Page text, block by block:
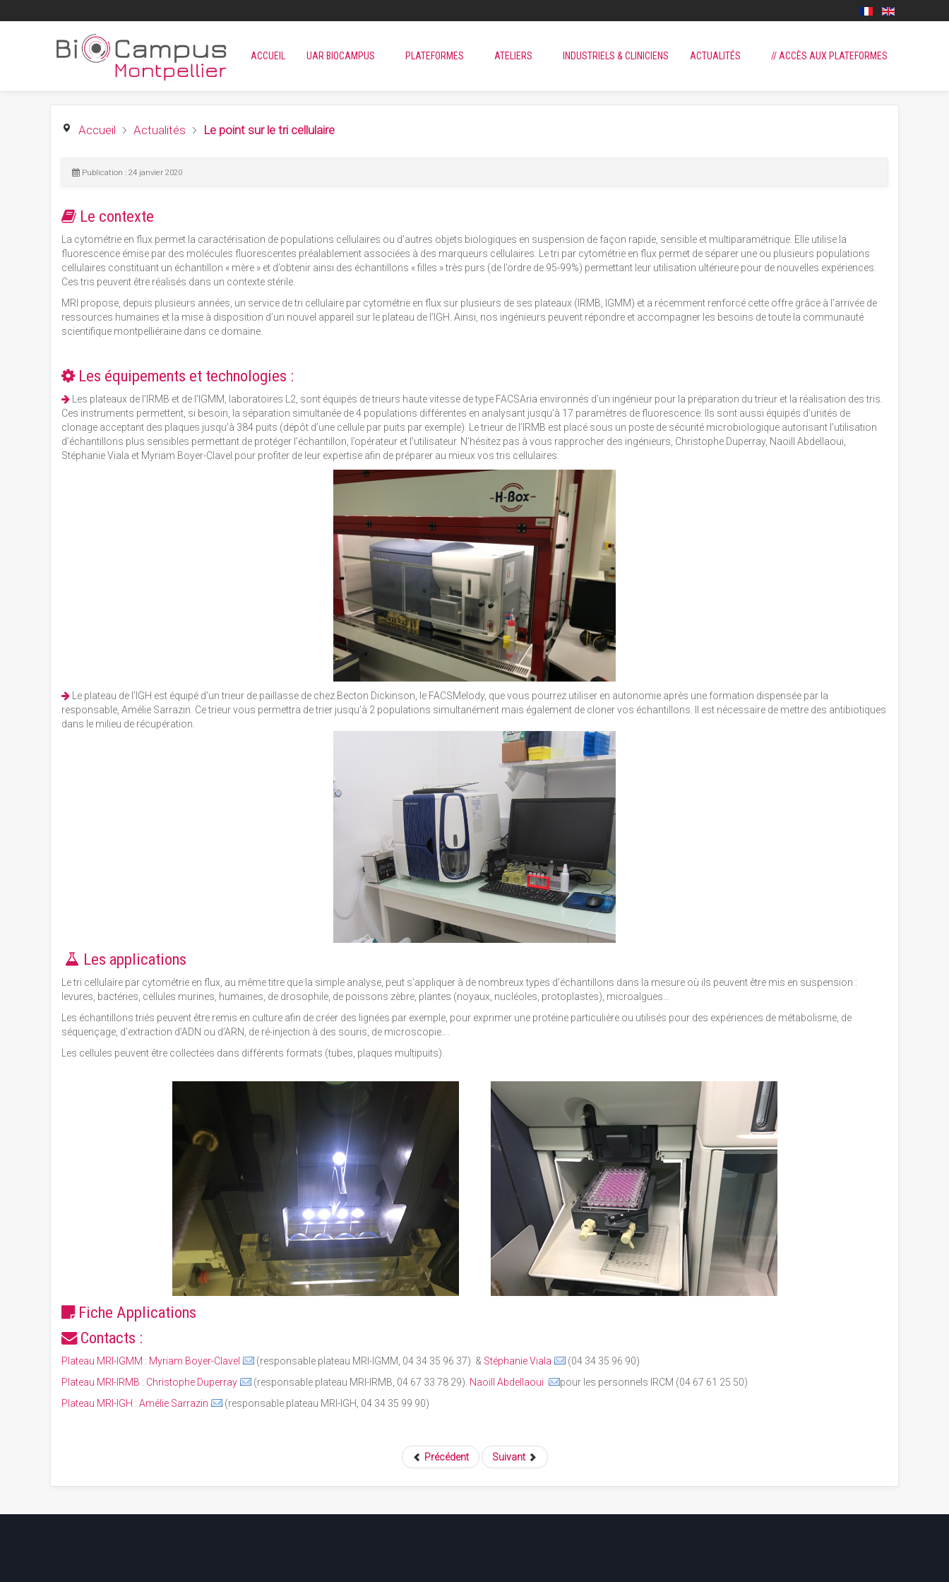
ACCUEIL UAR BIOCAMPUS PLATEFORMES ATELIERS INDUSTRIELS & CLINICIENS ACTUALITÉS // ACCÈS AUX PLATEFORMES
Accueil Actualités Le point sur le tri cellulaire
Publication : 24 janvier 2020
Le contexte
La cytométrie en flux permet la caractérisation de populations cellulaires ou d’autres objets biologiques en suspension de façon rapide, sensible et multiparamétrique. Elle utilise la
fluorescence émise par des molécules fluorescentes préalablement associées à des marqueurs cellulaires. Le tri par cytométrie en flux permet de séparer une ou plusieurs populations
cellulaires constituant un échantillon « mère » et d’obtenir ainsi des échantillons « filles » très purs (de l’ordre de 95-99%) permettant leur utilisation ultérieure pour de nouvelles expériences.
Ces tris peuvent être réalisés dans un contexte stérile.
MRI propose, depuis plusieurs années, un service de tri cellulaire par cytométrie en flux sur plusieurs de ses plateaux (IRMB, IGMM) et a récemment renforcé cette offre grâce à l’arrivée de
ressources humaines et la mise à disposition d’un nouvel appareil sur le plateau de l’IGH. Ainsi, nos ingénieurs peuvent répondre et accompagner les besoins de toute la communauté
scientifique montpelliéraine dans ce domaine.
Les équipements et technologies :
Les plateaux de l’IRMB et de l’IGMM, laboratoires L2, sont équipés de trieurs haute vitesse de type FACSAria environnés d’un ingénieur pour la préparation du trieur et la réalisation des tris.
Ces instruments permettent, si besoin, la séparation simultanée de 4 populations différentes en analysant jusqu’à 17 paramètres de fluorescence. Ils sont aussi équipés d’unités de
clonage acceptant des plaques jusqu’à 384 puits (dépôt d’une cellule par puits par exemple). Le trieur de l’IRMB est placé sous un poste de sécurité microbiologique autorisant l’utilisation
d’échantillons plus sensibles permettant de protéger l’échantillon, l’opérateur et l’utilisateur. N’hésitez pas à vous rapprocher des ingénieurs, Christophe Duperray, Naoill Abdellaoui,
Stéphanie Viala et Myriam Boyer-Clavel pour profiter de leur expertise afin de préparer au mieux vos tris cellulaires.
Le plateau de l’IGH est équipé d’un trieur de paillasse de chez Becton Dickinson, le FACSMelody, que vous pourrez utiliser en autonomie après une formation dispensée par la
responsable, Amélie Sarrazin. Ce trieur vous permettra de trier jusqu’à 2 populations simultanément mais également de cloner vos échantillons. Il est nécessaire de mettre des antibiotiques
dans le milieu de récupération.
Les applications
Le tri cellulaire par cytométrie en flux, au même titre que la simple analyse, peut s’appliquer à de nombreux types d’échantillons dans la mesure où ils peuvent être mis en suspension :
levures, bactéries, cellules murines, humaines, de drosophile, de poissons zèbre, plantes (noyaux, nucléoles, protoplastes), microalgues…
Les échantillons triés peuvent être remis en culture afin de créer des lignées par exemple, pour exprimer une protéine particulière ou utilisés pour des expériences de métabolisme, de
séquençage, d’extraction d’ADN ou d’ARN, de ré-injection à des souris, de microscopie….
Les cellules peuvent être collectées dans différents formats (tubes, plaques multipuits).
Fiche Applications
Contacts :
Plateau MRI-IGMM : Myriam Boyer-Clavel (responsable plateau MRI-IGMM, 04 34 35 96 37) & Stéphanie Viala
(04 34 35 96 90)
Plateau MRI-IRMB : Christophe Duperray (responsable plateau MRI-IRMB, 04 67 33 78 29). Naoill Abdellaoui
pour les personnels IRCM (04 67 61 25 50)
Plateau MRI-IGH : Amélie Sarrazin (responsable plateau MRI-IGH, 04 34 35 99 90)
Précédent Suivant